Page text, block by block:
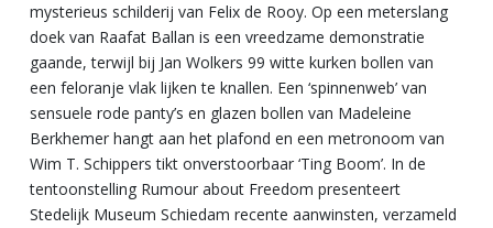
mysterieus schilderij van Felix de Rooy. Op een meterslang
doek van Raafat Ballan is een vreedzame demonstratie
gaande, terwijl bij Jan Wolkers 99 witte kurken bollen van
een feloranje vlak lijken te knallen. Een ‘spinnenweb’ van
sensuele rode panty’s en glazen bollen van Madeleine
Berkhemer hangt aan het plafond en een metronoom van
Wim T. Schippers tikt onverstoorbaar ‘Ting Boom’. In de
tentoonstelling Rumour about Freedom presenteert
Stedelijk Museum Schiedam recente aanwinsten, verzameld